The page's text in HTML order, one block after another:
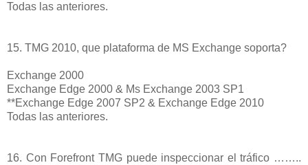
Todas las anteriores.
15. TMG 2010, que plataforma de MS Exchange soporta?
Exchange 2000
Exchange Edge 2000 & Ms Exchange 2003 SP1
**Exchange Edge 2007 SP2 & Exchange Edge 2010
Todas las anteriores.
16. Con Forefront TMG puede inspeccionar el tráfico ……..